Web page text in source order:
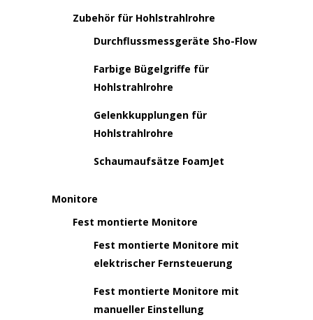
Zubehör für Hohlstrahlrohre
Durchflussmessgeräte Sho-Flow
Farbige Bügelgriffe für
Hohlstrahlrohre
Gelenkkupplungen für
Hohlstrahlrohre
Schaumaufsätze FoamJet
Monitore
Fest montierte Monitore
Fest montierte Monitore mit
elektrischer Fernsteuerung
Fest montierte Monitore mit
manueller Einstellung